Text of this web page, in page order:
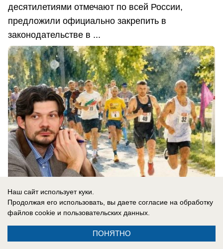
десятилетиями отмечают по всей России,
предложили официально закрепить в
законодательстве в ...
08.08.2026
Наш сайт использует куки.
Продолжая его использовать, вы даете согласие на обработку
файлов cookie и пользовательских данных.
ПОНЯТНО